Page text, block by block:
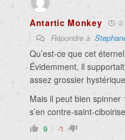
Antartic Monkey 2
Répondre à
Qu’est-ce que cet
Évidemment, il
assez grossier
Mais il peut bien
s’en contre-saint-
9 -1